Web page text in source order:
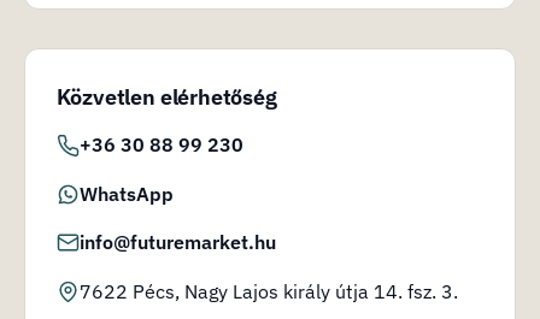
Közvetlen elérhetőség
+36 30 88 99 230
WhatsApp
info@futuremarket.hu
7622 Pécs, Nagy Lajos király útja 14. fsz. 3.